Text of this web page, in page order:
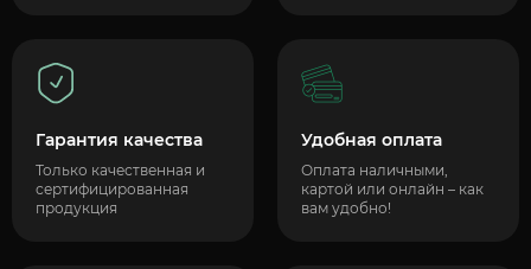
Гарантия качества
Только качественная и
сертифицированная
продукция
Удобная оплата
Оплата наличными,
картой или онлайн – как
вам удобно!